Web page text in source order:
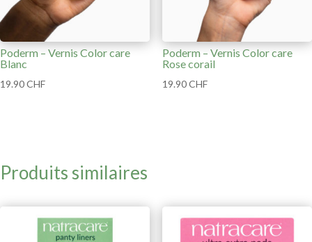
Poderm – Vernis Color care
Blanc
19.90CHF
Poderm – Vernis Color care
Rose corail
19.90CHF
Produits similaires